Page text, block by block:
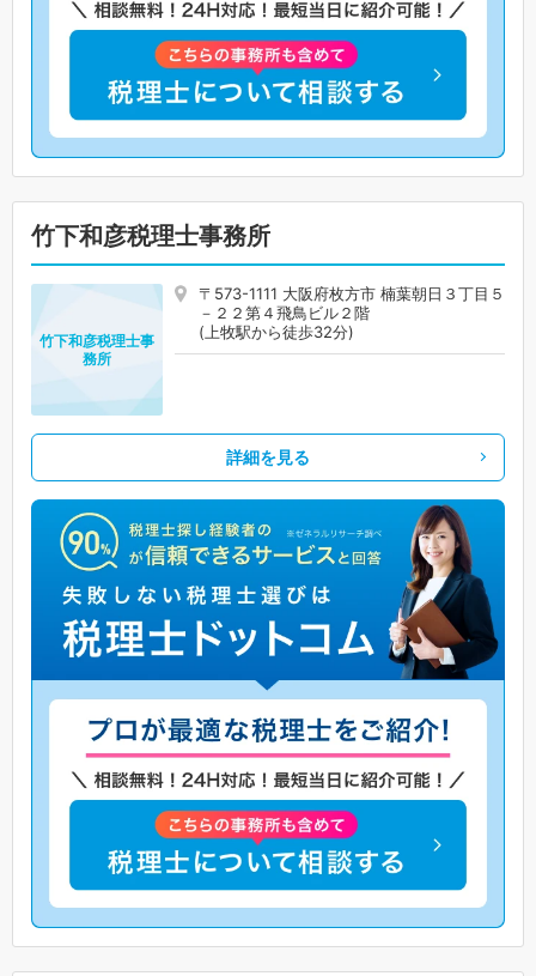
竹下和彦税理士事務所
〒573-1111 大阪府枚方市 楠葉朝日３丁目５
－２２第４飛鳥ビル２階
(上牧駅から徒歩32分)
竹下和彦税理士事
務所
詳細を見る